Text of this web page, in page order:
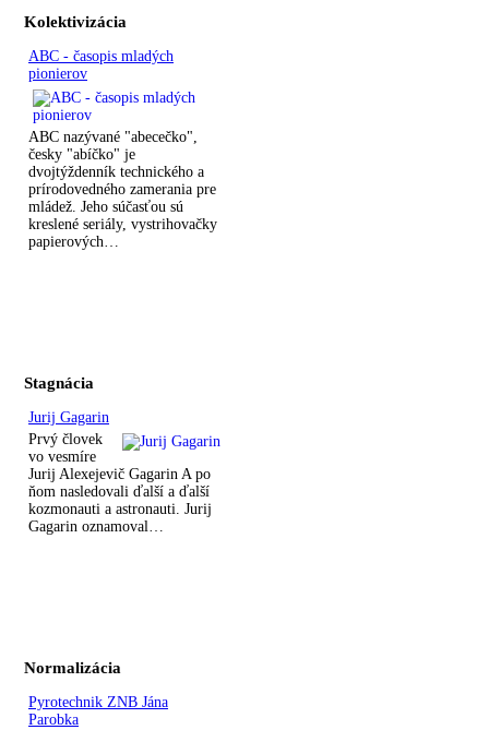
Kolektivizácia
ABC - časopis mladých
pionierov
ABC nazývané "abecečko",
česky "abíčko" je
dvojtýždenník technického a
prírodovedného zamerania pre
mládež. Jeho súčasťou sú
kreslené seriály, vystrihovačky
papierových…
Stagnácia
Jurij Gagarin
Prvý človek
vo vesmíre
Jurij Alexejevič Gagarin A po
ňom nasledovali ďalší a ďalší
kozmonauti a astronauti. Jurij
Gagarin oznamoval…
Normalizácia
Pyrotechnik ZNB Jána
Parobka